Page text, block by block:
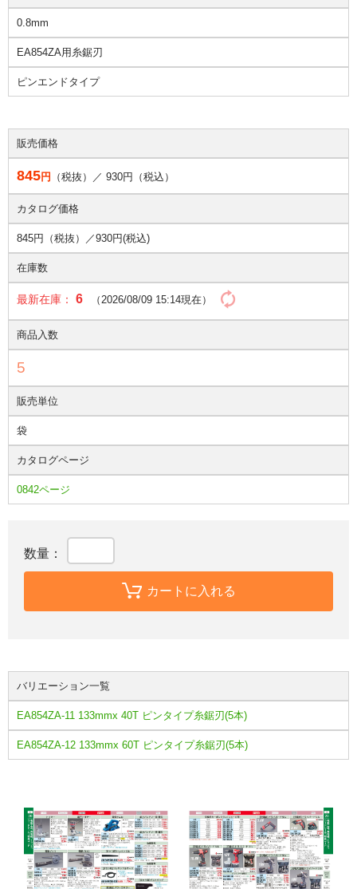
0.8mm
EA854ZA用糸鋸刃
ピンエンドタイプ
販売価格
845円 （税抜）／ 930円（税込）
カタログ価格
845円（税抜）／930円(税込)
在庫数
最新在庫： 6 （2026/08/09 15:14現在）
商品入数
5
販売単位
袋
カタログページ
0842ページ
数量：
カートに入れる
バリエーション一覧
EA854ZA-11 133mmx 40T ピンタイプ糸鋸刃(5本)
EA854ZA-12 133mmx 60T ピンタイプ糸鋸刃(5本)